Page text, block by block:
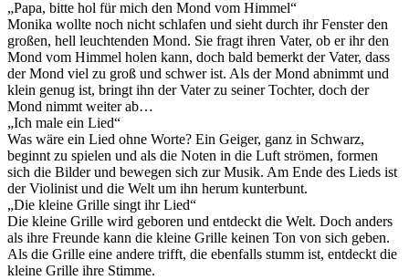
„Papa, bitte hol für mich den Mond vom Himmel“
Monika wollte noch nicht schlafen und sieht durch ihr Fenster den
großen, hell leuchtenden Mond. Sie fragt ihren Vater, ob er ihr den
Mond vom Himmel holen kann, doch bald bemerkt der Vater, dass
der Mond viel zu groß und schwer ist. Als der Mond abnimmt und
klein genug ist, bringt ihn der Vater zu seiner Tochter, doch der
Mond nimmt weiter ab…
„Ich male ein Lied“
Was wäre ein Lied ohne Worte? Ein Geiger, ganz in Schwarz,
beginnt zu spielen und als die Noten in die Luft strömen, formen
sich die Bilder und bewegen sich zur Musik. Am Ende des Lieds ist
der Violinist und die Welt um ihn herum kunterbunt.
„Die kleine Grille singt ihr Lied“
Die kleine Grille wird geboren und entdeckt die Welt. Doch anders
als ihre Freunde kann die kleine Grille keinen Ton von sich geben.
Als die Grille eine andere trifft, die ebenfalls stumm ist, entdeckt die
kleine Grille ihre Stimme.